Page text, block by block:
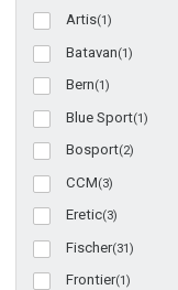
Artis(1)
Batavan(1)
Bern(1)
Blue Sport(1)
Bosport(2)
CCM(3)
Eretic(3)
Fischer(31)
Frontier(1)